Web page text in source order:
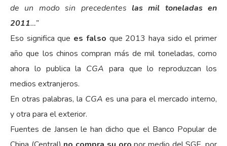
de un modo sin precedentes las mil toneladas en
2011…”
Eso significa que es falso que 2013 haya sido el primer
año que los chinos compran más de mil toneladas, como
ahora lo publica la CGA para que lo reproduzcan los
medios extranjeros.
En otras palabras, la CGA es una para el mercado interno,
y otra para el exterior.
Fuentes de Jansen le han dicho que el Banco Popular de